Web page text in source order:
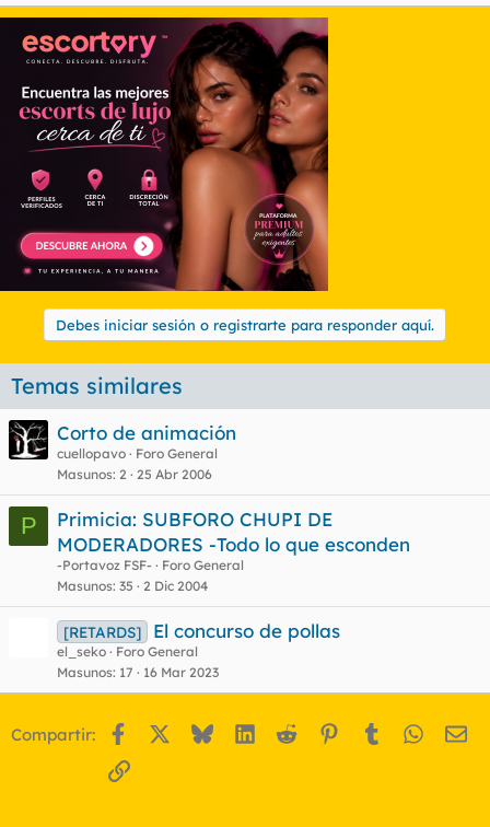
Debes iniciar sesión o registrarte para responder aquí.
Temas similares
Corto de animación
cuellopavo
Foro General
Masunos 2 25 Abr 2006
P
Primicia: SUBFORO CHUPI DE
MODERADORES -Todo lo que esconden
-Portavoz FSF-
Foro General
Masunos 35 2 Dic 2004
[RETARDS] El concurso de pollas
el_seko
Foro General
Masunos 17 16 Mar 2023
Compartir: Facebook BlueskyLinkedIn
Reddit Pinterest
Tumblr
Enlace